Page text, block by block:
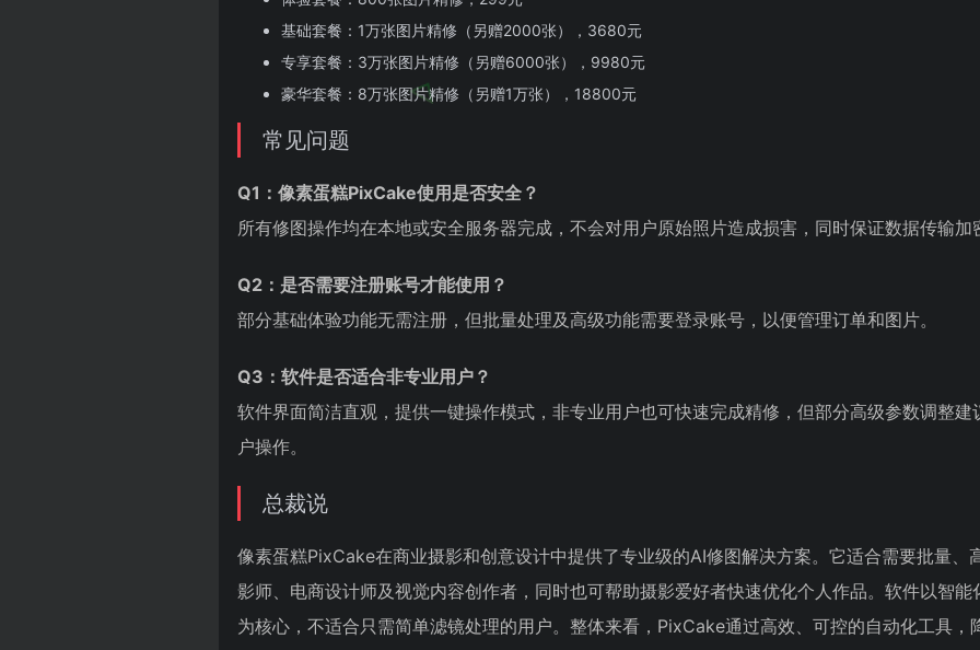
基础套餐：1万张图片精修（另赠2000张），3680元
专享套餐：3万张图片精修（另赠6000张），9980元
豪华套餐：8万张图片精修（另赠1万张），18800元
常见问题
Q1：像素蛋糕PixCake使用是否安全？
所有修图操作均在本地或安全服务器完成，不会对用户原始照片造成损害，同时保证数据传输加
Q2：是否需要注册账号才能使用？
部分基础体验功能无需注册，但批量处理及高级功能需要登录账号，以便管理订单和图片。
Q3：软件是否适合非专业用户？
软件界面简洁直观，提供一键操作模式，非专业用户也可快速完成精修，但部分高级参数调整建
户操作。
总裁说
像素蛋糕PixCake在商业摄影和创意设计中提供了专业级的AI修图解决方案。它适合需要批量、
影师、电商设计师及视觉内容创作者，同时也可帮助摄影爱好者快速优化个人作品。软件以智能
为核心，不适合只需简单滤镜处理的用户。整体来看，PixCake通过高效、可控的自动化工具，